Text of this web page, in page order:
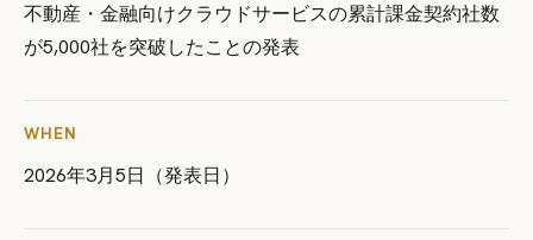
不動産・金融向けクラウドサービスの累計課金契約社数
が5,000社を突破したことの発表
WHEN
2026年3月5日（発表日）